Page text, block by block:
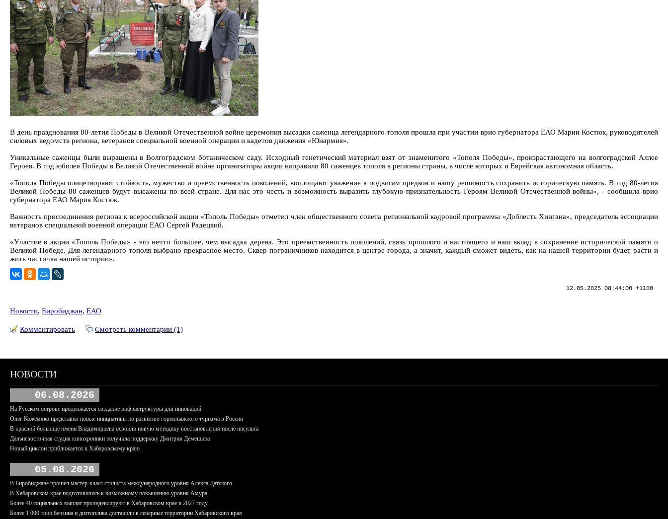
В день празднования 80-летия Победы в Великой Отечественной войне церемония высадки саженца легендарного тополя прошла при участии врио губернатора ЕАО Марии Костюк, руководителей
силовых ведомств региона, ветеранов специальной военной операции и кадетов движения «Юнармия».
Уникальные саженцы были выращены в Волгоградском ботаническом саду. Исходный генетический материал взят от знаменитого «Тополя Победы», произрастающего на волгоградской Аллее
Героев. В год юбилея Победы в Великой Отечественной войне организаторы акции направили 80 саженцев тополя в регионы страны, в числе которых и Еврейская автономная область.
«Тополя Победы олицетворяют стойкость, мужество и преемственность поколений, воплощают уважение к подвигам предков и нашу решимость сохранить историческую память. В год 80-летия
Великой Победы 80 саженцев будут высажены по всей стране. Для нас это честь и возможность выразить глубокую признательность Героям Великой Отечественной войны», - сообщила врио
губернатора ЕАО Мария Костюк.
Важность присоединения региона к всероссийской акции «Тополь Победы» отметил член общественного совета региональной кадровой программы «Доблесть Хингана», председатель ассоциации
ветеранов специальной военной операции ЕАО Сергей Радецкий.
«Участие в акции «Тополь Победы» - это нечто большее, чем высадка дерева. Это преемственность поколений, связь прошлого и настоящего и наш вклад в сохранение исторической памяти о
Великой Победе. Для легендарного тополя выбрано прекрасное место. Сквер пограничников находится в центре города, а значит, каждый сможет видеть, как на нашей территории будет расти и
жить частичка нашей истории».
12.05.2025 08:44:00 +1100
Новости, Биробиджан, ЕАО
Комментировать Смотреть комментарии (1)
НОВОСТИ
06.08.2026
На Русском острове продолжается создание инфраструктуры для инноваций
Олег Кожемяко представил новые инициативы по развитию горнолыжного туризма в России
В краевой больнице имени Владимирцева освоили новую методику восстановления после инсульта
Дальневосточная студия кинохроники получила поддержку Дмитрия Демешина
Новый циклон приближается к Хабаровскому краю
05.08.2026
В Биробиджане прошел мастер-класс стилиста международного уровня Алекса Датского
В Хабаровском крае подготовились к возможному повышению уровня Амура
Более 40 социальных выплат проиндексируют в Хабаровском крае в 2027 году
Более 1 000 тонн бензина и дизтоплива доставили в северные территории Хабаровского края